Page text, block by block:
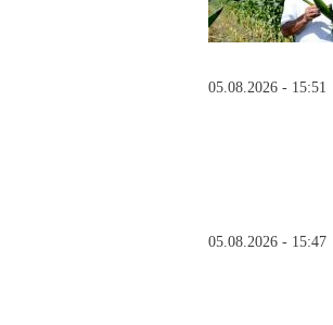
05.08.2026 - 15:51
05.08.2026 - 15:47